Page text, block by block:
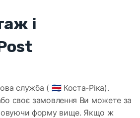
і
служба ( 🇨🇷 Коста-Ріка).
своє замовлення Ви можете за
форму вище. Якщо ж